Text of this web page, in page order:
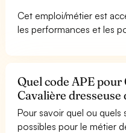
Cet emploi/métier est
les performances et les
Quel code APE
Cavalière dresseuse
Pour savoir quel ou quels
possibles pour le métier